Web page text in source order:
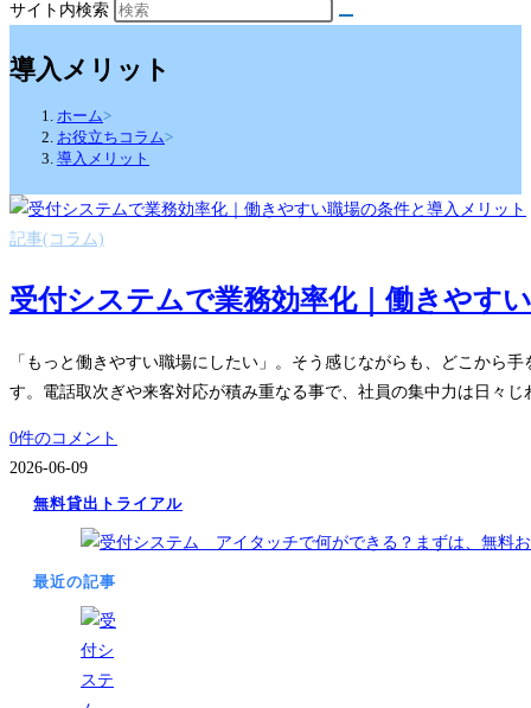
サイト内検索
導入メリット
ホーム>
お役立ちコラム>
導入メリット
記事(コラム)
受付システムで業務効率化｜働きやす
「もっと働きやすい職場にしたい」。そう感じながらも、どこから
す。電話取次ぎや来客対応が積み重なる事で、社員の集中力は日々
0件のコメント
2026-06-09
無料貸出トライアル
最近の記事